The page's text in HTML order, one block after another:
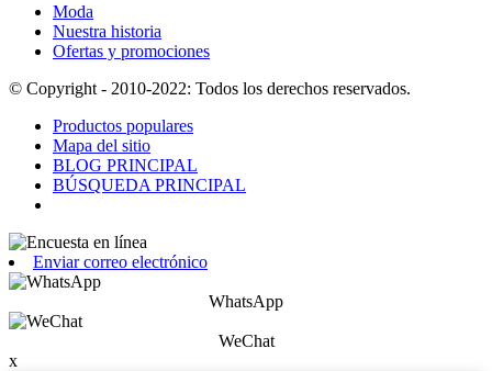
Moda
Nuestra historia
Ofertas y promociones
© Copyright - 2010-2022: Todos los derechos reservados.
Productos populares
Mapa del sitio
BLOG PRINCIPAL
BÚSQUEDA PRINCIPAL
Enviar correo electrónico
WhatsApp
WeChat
x